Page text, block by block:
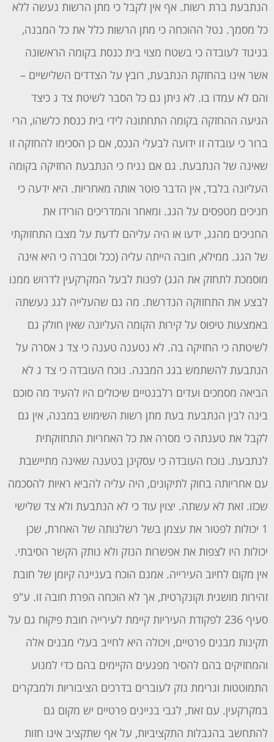
הנתבעת ברת רשות. אף אין לקבל כי מתן הרשות נעשה ללא
כל מסמך. נטל ההוכחה כי מתן הרשות כלל את כל המבנה,
בניגוד לעובדה כי בשטח מצוי בית כנסת בקומה הראשונה
אשר אינו בהחזקת הנתבעת, רובץ על הצדדים השלישיים –
והם לא עמדו בו. לא ניתן גם כל הסבר לשיטת צד ג כיצד
הגיעה ההחזקה בקומה התחתונה לידי בית כנסת כלשהו, הרי
ברור כי עובדה זו ידועה לבעלי הנכס, אם כן הסכימו להחזקה זו
שאינה של הנתבעת. גם אם נניח כי הנתבעת החזיקה בקומה
העליונה בלבד, אין הדבר פוטר אותה מאחריות. היא ידעה כי
חניכים מטפסים על הגג. ומאחר והמדריכים הורידו את
החניכים מהגג, ידעו או היה עליהם לדעת על מצבו התחזוקתי
של הגג. ממילא, חובה הייתה עליה (ככל וסברה כי היא אינה
מוסמכת לתחזק את הגג) לפנות לבעל המקרקעין לדרוש ממנו
לבצע את התחזוקה הנדרשת. מה גם שהעלייה לגג נעשתה
באמצעות טיפוס על קירות הקומה העליונה שאין חולק גם
לשיטתה כי החזיקה בה. לא נטענה טענה כי צד ג אסרה על
הנתבעת להשתמש בגג המבנה. נוכח העובדה כי צד ג לא
הביאה מסמכים ועדים רלבנטיים שיכולים היו להעיד מה סוכם
בינה לבין הנתבעת בעת מתן רשות השימוש במבנה, אין גם
לקבל את טענתה כי מסרה את כל האחריות התחזוקתית
לנתבעת. נוכח העובדה כי עסקינן בטענה שאינה מתיישבת
עם אחריותה בחוק לתיקונים, היה עליה להביא ראיות להסכמה
שכזו. זאת לא עשתה. יצוין עוד כי לא הנתבעת ולא צד שלישי
1 יכולות לפטור את עצמן בשל רשלנותה של האחרת, שכן
יכולות היו לצפות את אפשרות הנזק ולא נותק הקשר הסיבתי.
אין מקום לחיוב העירייה. אמנם הוכח בעניינה קיומן של חובת
זהירות מושגית וקונקרטית, אך לא הוכחה הפרת חובה זו. ע"פ
סעיף 236 לפקודת העיריות קיימת לעירייה חובת פיקוח גם על
תקינות מבנים פרטיים, ויכולה היא לחייב בעלי מבנים אלה
והמחזיקים בהם להסיר מפגעים הקיימים בהם כדי למנוע
התמוטטות וגרימת נזק לעוברים בדרכים הציבוריות ולמבקרים
במקרקעין. עם זאת, לגבי בניינים פרטיים יש מקום גם
להתחשב בהגבלות התקציביות, על אף שתקציב אינו חזות